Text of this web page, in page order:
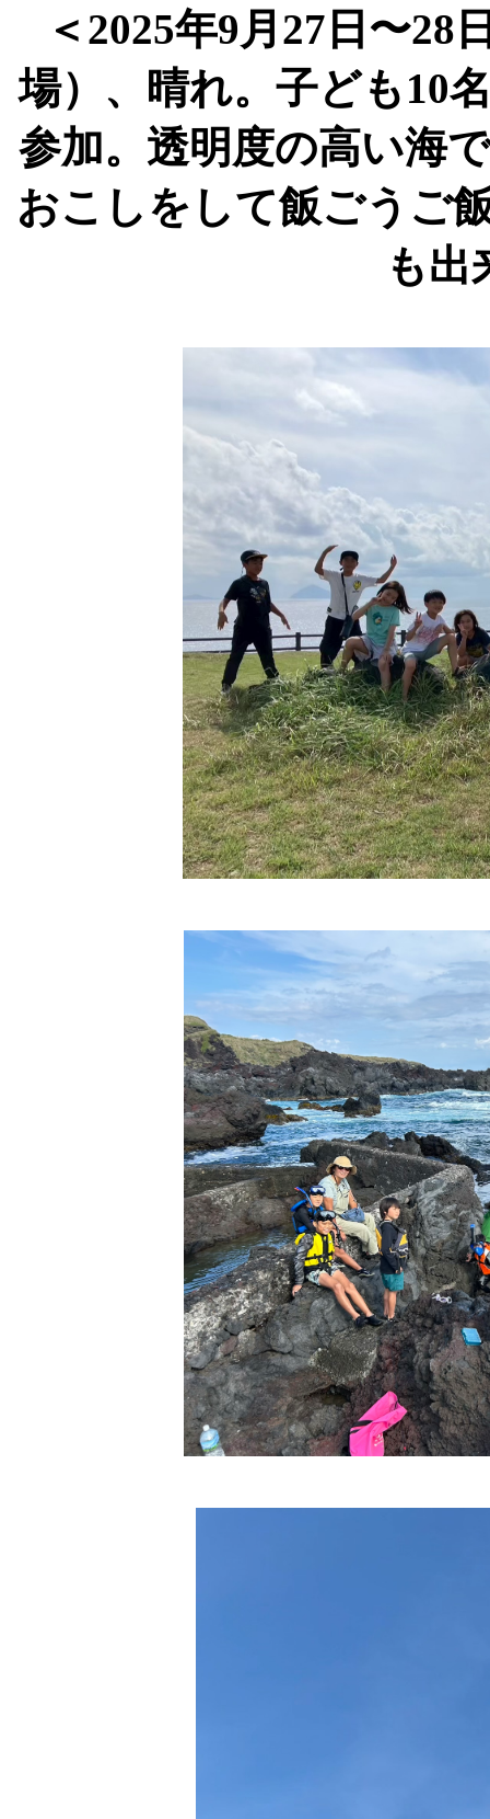
＜ 2025年9月 27 日〜28
場）、晴れ。子ども10
参加。透明度の高い海
おこしをして飯ごうご
も出